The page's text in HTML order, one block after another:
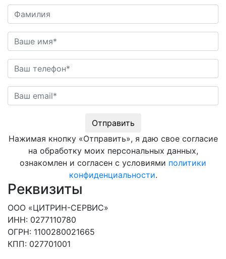
Отправить
Нажимая кнопку «Отправить», я даю свое согласие
на обработку моих персональных данных,
ознакомлен и согласен с условиями политики
конфиденциальности.
Реквизиты
ООО «ЦИТРИН-СЕРВИС»
ИНН: 0277110780
ОГРН: 1100280021665
КПП: 027701001